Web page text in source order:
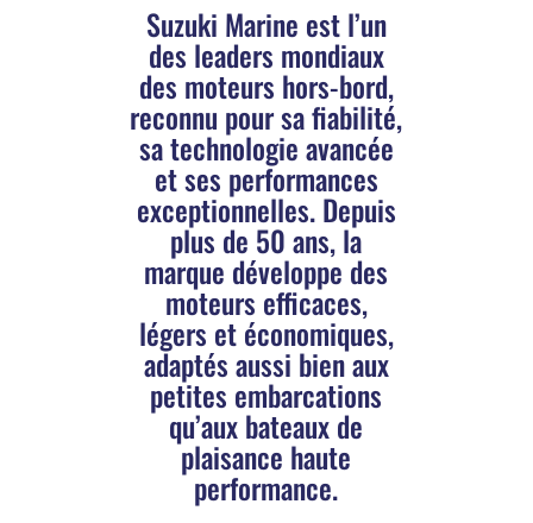
Suzuki Marine est l’un
des leaders mondiaux
des moteurs hors-bord,
reconnu pour sa fiabilité,
sa technologie avancée
et ses performances
exceptionnelles. Depuis
plus de 50 ans, la
marque développe des
moteurs efficaces,
légers et économiques,
adaptés aussi bien aux
petites embarcations
qu’aux bateaux de
plaisance haute
performance.